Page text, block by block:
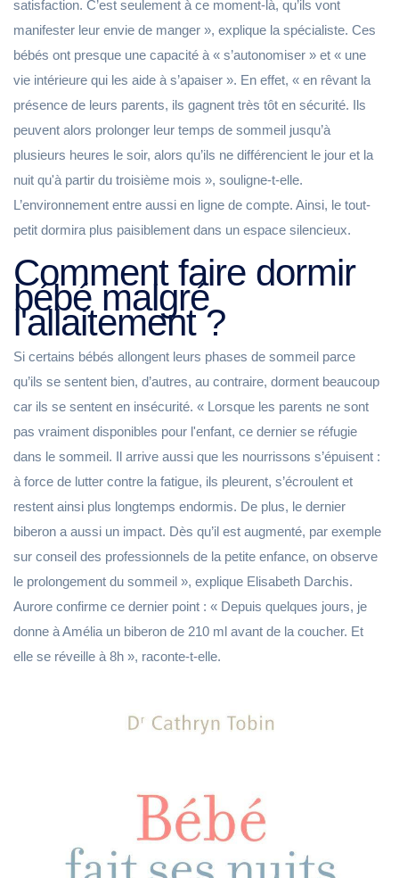
satisfaction. C’est seulement à ce moment-là, qu’ils vont
manifester leur envie de manger », explique la spécialiste. Ces
bébés ont presque une capacité à « s’autonomiser » et « une
vie intérieure qui les aide à s’apaiser ». En effet, « en rêvant la
présence de leurs parents, ils gagnent très tôt en sécurité. Ils
peuvent alors prolonger leur temps de sommeil jusqu’à
plusieurs heures le soir, alors qu’ils ne différencient le jour et la
nuit qu'à partir du troisième mois », souligne-t-elle.
L’environnement entre aussi en ligne de compte. Ainsi, le tout-
petit dormira plus paisiblement dans un espace silencieux.
Comment faire dormir
bébé malgré
l'allaitement ?
Si certains bébés allongent leurs phases de sommeil parce
qu’ils se sentent bien, d’autres, au contraire, dorment beaucoup
car ils se sentent en insécurité. « Lorsque les parents ne sont
pas vraiment disponibles pour l'enfant, ce dernier se réfugie
dans le sommeil. Il arrive aussi que les nourrissons s’épuisent :
à force de lutter contre la fatigue, ils pleurent, s’écroulent et
restent ainsi plus longtemps endormis. De plus, le dernier
biberon a aussi un impact. Dès qu’il est augmenté, par exemple
sur conseil des professionnels de la petite enfance, on observe
le prolongement du sommeil », explique Elisabeth Darchis.
Aurore confirme ce dernier point : « Depuis quelques jours, je
donne à Amélia un biberon de 210 ml avant de la coucher. Et
elle se réveille à 8h », raconte-t-elle.